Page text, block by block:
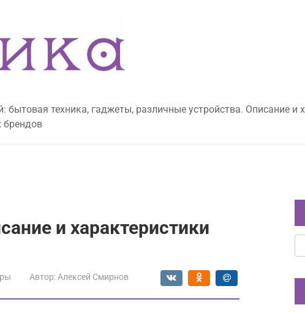
бытовая техника, гаджеты, различные устройства. Описание и
брендов
и характеристики
Автор: Алексей Смирнов